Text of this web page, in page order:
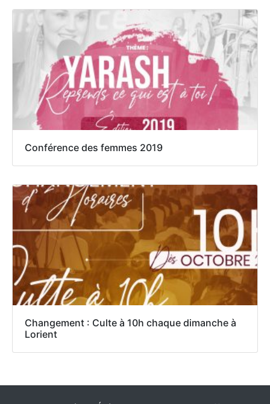
Conférence des femmes 2019
Changement : Culte à 10h chaque dimanche à
Lorient